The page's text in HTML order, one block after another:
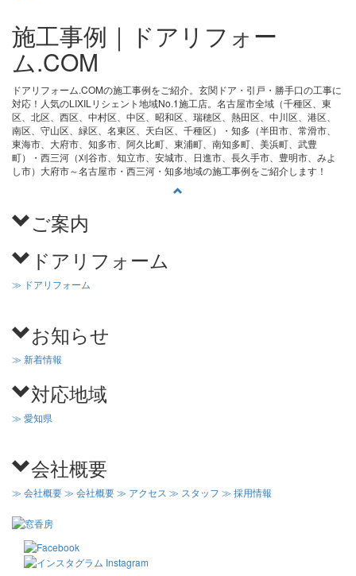
施工事例｜ドアリフォー
ム.COM
ドアリフォーム.COMの施工事例をご紹介。玄関ドア・引戸・勝手口の工事に
対応！人気のLIXILリシェント地域No.1施工店。名古屋市全域（千種区、東
区、北区、西区、中村区、中区、昭和区、瑞穂区、熱田区、中川区、港区、
南区、守山区、緑区、名東区、天白区、千種区）・知多（半田市、常滑市、
東海市、大府市、知多市、阿久比町、東浦町、南知多町、美浜町、武豊
町）・西三河（刈谷市、知立市、安城市、日進市、長久手市、豊明市、みよ
し市）大府市～名古屋市・西三河・知多地域の施工事例をご紹介します！
ご案内
ドアリフォーム
≫ ドアリフォーム
お知らせ
≫ 新着情報
対応地域
≫ 愛知県
会社概要
≫ 会社概要≫ 会社概要≫ アクセス ≫ スタッフ ≫ 採用情報